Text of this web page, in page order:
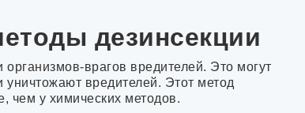
дезинсекции
врагов вредителей. Это могут
вредителей. Этот метод
чем у химических методов.